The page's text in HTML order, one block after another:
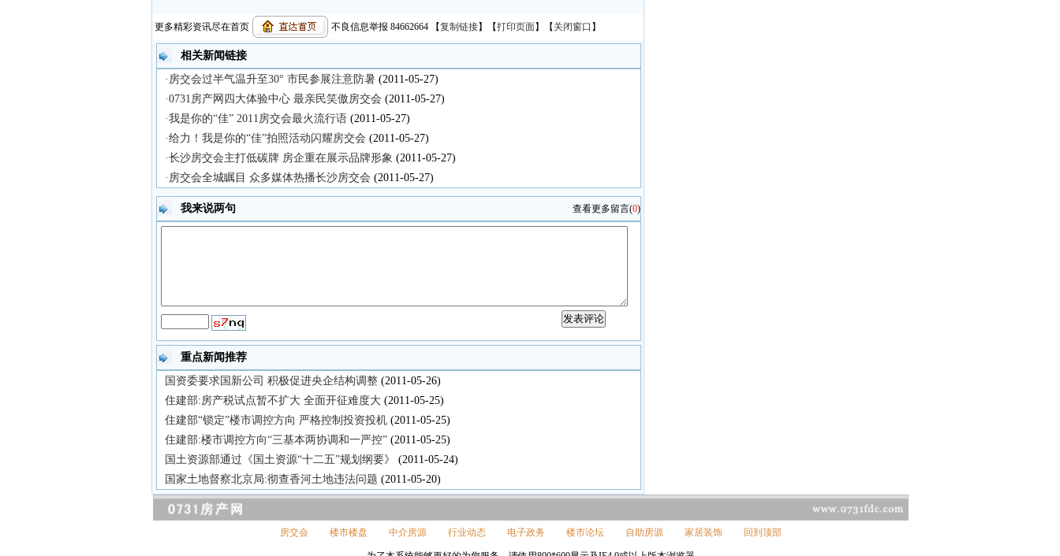
更多精彩资讯尽在首页 不良信息举报 84662664 【复制链接】【打印页面】【 关闭窗口 】
相关新闻链接
·房交会过半气温升至30° 市民参展注意防暑 (2011-05-27)
·0731房产网四大体验中心 最亲民笑傲房交会 (2011-05-27)
·我是你的“佳” 2011房交会最火流行语 (2011-05-27)
·给力！我是你的“佳”拍照活动闪耀房交会 (2011-05-27)
·长沙房交会主打低碳牌 房企重在展示品牌形象 (2011-05-27)
·房交会全城瞩目 众多媒体热播长沙房交会 (2011-05-27)
我来说两句 查看更多留言(0)
重点新闻推荐
国资委要求国新公司 积极促进央企结构调整 (2011-05-26)
住建部:房产税试点暂不扩大 全面开征难度大 (2011-05-25)
住建部“锁定”楼市调控方向 严格控制投资投机 (2011-05-25)
住建部:楼市调控方向“三基本两协调和一严控” (2011-05-25)
国土资源部通过《国土资源“十二五”规划纲要》
(2011-05-24)
国家土地督察北京局:彻查香河土地违法问题 (2011-05-20)
房交会 楼市楼盘 中介房源 行业动态 电子政务 楼市论坛 自助房源 家居装饰 回到顶部